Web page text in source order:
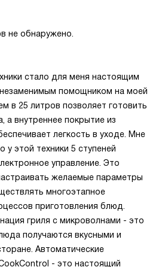
не обнаружено.
стало для меня настоящим
помощником на моей
в 25 литров позволяет готовить
внутреннее покрытие из
легкость в уходе. Мне
у этой техники 5 ступеней
управление. Это
желаемые параметры
многоэтапное
приготовления блюд.
гриля с микроволнами - это
получаются вкусными и
Автоматические
- это настоящий